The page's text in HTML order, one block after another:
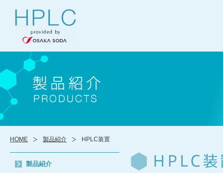
HOME 製品紹介 HPLC装置
製品紹介